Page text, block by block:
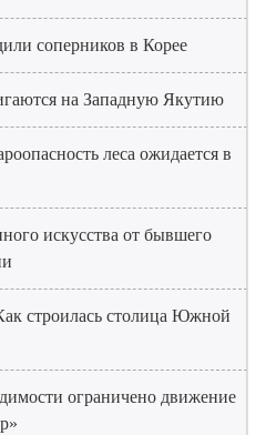
соперников в Корее
на Западную Якутию
леса ожидается в
искусства от бывшего
строилась столица Южной
ограничено движение